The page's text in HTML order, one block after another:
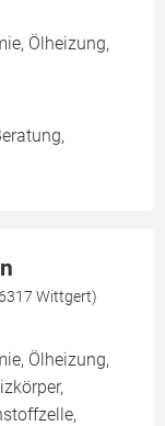
Ölheizung,
Wittgert)
Ölheizung,